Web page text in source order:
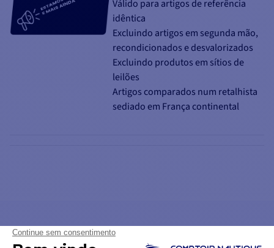
Válido para artigos de referência
idêntica
Excluindo artigos em segunda mão,
recondicionados e desvalorizados
Excluindo produtos em sítios de
leilões
Artigos comparados num retalhista
sediado em França continental
AS NOSSAS